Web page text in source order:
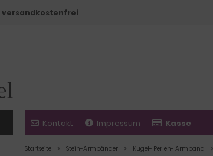
versandkostenfrei
Kontakt Impressum Kasse
Startseite Stein-Armbänder Kugel- Perlen- Armband